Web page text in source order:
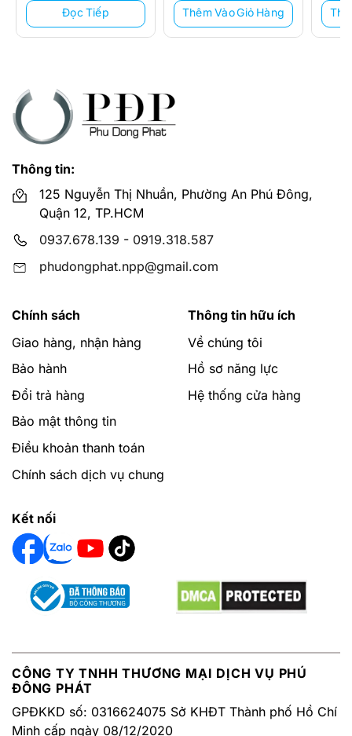
Đọc Tiếp Thêm Vào Giỏ Hàng
Thông tin:
125 Nguyễn Thị Nhuần, Phường An Phú Đông,
Quận 12, TP.HCM
0937.678.139 - 0919.318.587
phudongphat.npp@gmail.com
Chính sách
Giao hàng, nhận hàng
Bảo hành
Đổi trả hàng
Bảo mật thông tin
Điều khoản thanh toán
Chính sách dịch vụ chung
Thông tin hữu ích
Về chúng tôi
Hồ sơ năng lực
Hệ thống cửa hàng
Kết nối
CÔNG TY TNHH THƯƠNG MẠI DỊCH VỤ PHÚ
ĐÔNG PHÁT
GPĐKKD số: 0316624075 Sở KHĐT Thành phố Hồ Chí
Minh cấp ngày 08/12/2020